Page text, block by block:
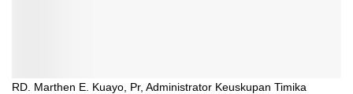
RD. Marthen E. Kuayo, Pr, Administrator Keuskupan Timika